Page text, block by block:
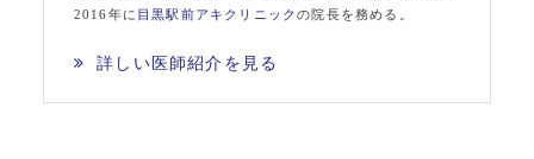
2016年に 目黒駅前アキクリニックの院長を務める。
詳しい医師紹介を見る